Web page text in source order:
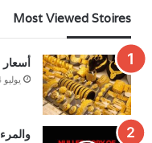
Most Viewed Stoires
يوليو 4, 2026